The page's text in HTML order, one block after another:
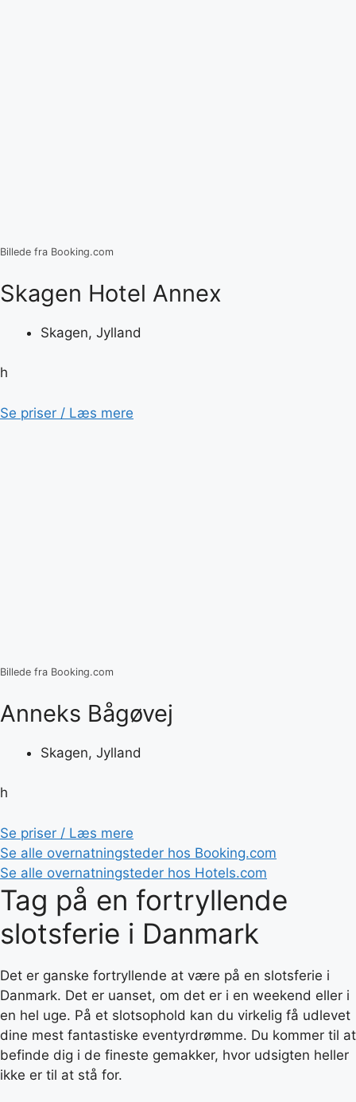
Billede fra Booking.com
Skagen Hotel Annex
Skagen, Jylland
h
Se priser / Læs mere
Billede fra Booking.com
Anneks Bågøvej
Skagen, Jylland
h
Se priser / Læs mere
Se alle overnatningsteder hos Booking.com
Se alle overnatningsteder hos Hotels.com
Tag på en fortryllende
slotsferie i Danmark
Det er ganske fortryllende at være på en slotsferie i
Danmark. Det er uanset, om det er i en weekend eller i
en hel uge. På et slotsophold kan du virkelig få udlevet
dine mest fantastiske eventyrdrømme. Du kommer til at
befinde dig i de fineste gemakker, hvor udsigten heller
ikke er til at stå for.